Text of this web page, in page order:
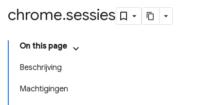
chrome.sessies
On this page
Beschrijving
Machtigingen